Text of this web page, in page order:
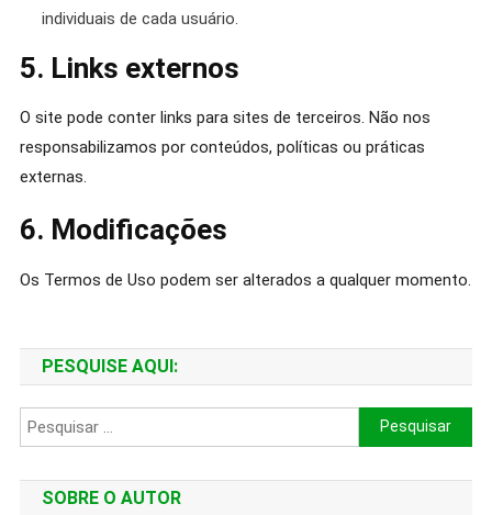
individuais de cada usuário.
5. Links externos
O site pode conter links para sites de terceiros. Não nos
responsabilizamos por conteúdos, políticas ou práticas
externas.
6. Modificações
Os Termos de Uso podem ser alterados a qualquer momento.
PESQUISE AQUI:
Pesquisar
por:
SOBRE O AUTOR